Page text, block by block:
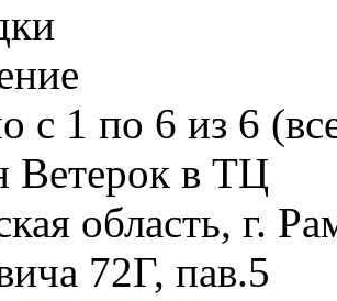
с 1 по 6 из 6
Ветерок в ТЦ
область, г.
72Г, пав.5